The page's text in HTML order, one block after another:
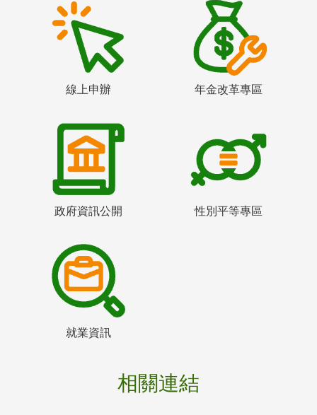
線上申辦 年金改革專區
政府資訊公開 性別平等專區
就業資訊
相關連結